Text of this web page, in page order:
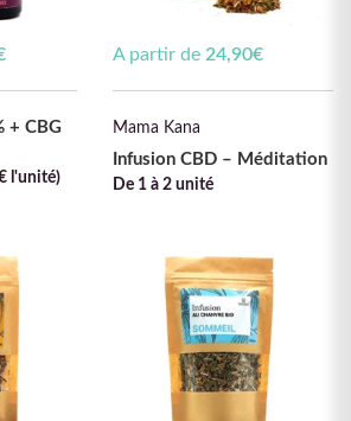
+ CBG
l'unité)
A partir de 24,90€
Mama Kana
Infusion CBD – Méditation
De 1 à 2 unité